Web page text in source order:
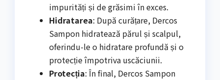
impurități și de grăsimi în exces.
Hidratarea: După curățare, Dercos
Sampon hidratează părul și scalpul,
oferindu-le o hidratare profundă și o
protecție împotriva uscăciunii.
Protecția: În final, Dercos Sampon